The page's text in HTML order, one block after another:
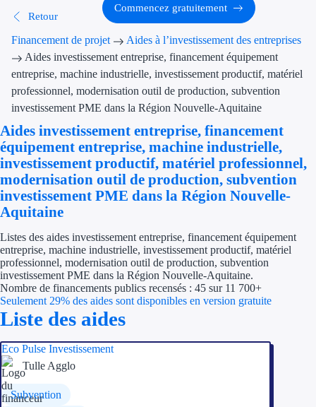
Financement
Transition
Transition
Économies
Aides RSE
Création
Cession
Entreprise en
Commencez gratuitement
Retour
Financement de projet
Aides à l’investissement des entreprises
Aides investissement entreprise, financement équipement
entreprise, machine industrielle, investissement productif, matériel
professionnel, modernisation outil de production, subvention
investissement PME dans la Région Nouvelle-Aquitaine
Aides investissement entreprise, financement
équipement entreprise, machine industrielle,
investissement productif, matériel professionnel,
modernisation outil de production, subvention
investissement PME dans la Région Nouvelle-
Aquitaine
Listes des aides investissement entreprise, financement équipement
entreprise, machine industrielle, investissement productif, matériel
professionnel, modernisation outil de production, subvention
investissement PME dans la Région Nouvelle-Aquitaine.
Nombre de financements publics recensés : 45 sur 11 700+
Seulement 29% des aides sont disponibles en version gratuite
Liste des aides
Eco Pulse Investissement
Tulle Agglo
Subvention